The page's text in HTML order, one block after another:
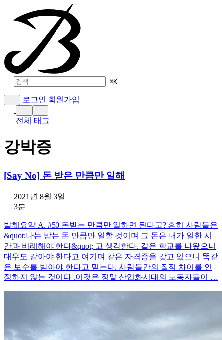
⌘K
로그인 회원가입
전체 태그
강박증
[Say No] 돈 받은 만큼만 일해
2021년 8월 3일
3분
발췌요약 A. #50 돈받는 만큼만 일하면 된다고? 흔히 사람들은
&quot;나는 받는 돈 만큼만 일할 것이며 그 돈은 내가 일한 시
간과 비례해야 한다&quot; 고 생각한다. 같은 학교를 나왔으니
대우도 같아야 한다고 여기며 같은 자격증을 갖고 있으니 똑같
은 보수를 받아야 한다고 믿는다. 사람들간의 질적 차이를 인
정하지 않는 것이다 .이것은 정말 산업화시대의 노동자들이 …